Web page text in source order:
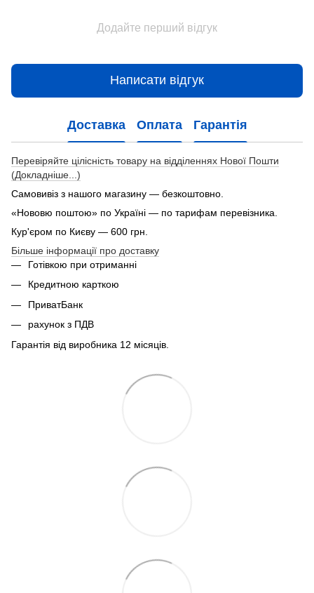
Додайте перший відгук
Написати відгук
Доставка Оплата Гарантія
Перевіряйте цілісність товару на відділеннях Нової Пошти
(Докладніше...)
Самовивіз з нашого магазину — безкоштовно.
«Нововю поштою» по Україні — по тарифам перевізника.
Кур'єром по Києву — 600 грн.
Більше інформації про доставку
Готівкою при отриманні
Кредитною карткою
ПриватБанк
рахунок з ПДВ
Гарантія від виробника 12 місяців.